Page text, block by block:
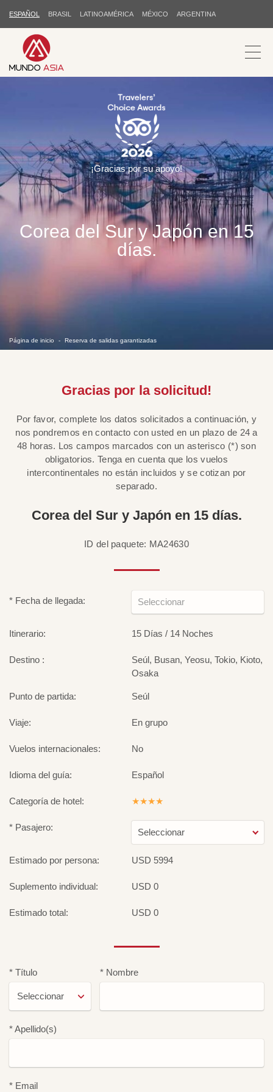
ESPAÑOL BRASIL LATINOAMÉRICA MÉXICO ARGENTINA
Corea del Sur y Japón en 15
días.
Página de inicio Reserva de salidas garantizadas
¡Gracias por su apoyo!
Gracias por la solicitud!
Por favor, complete los datos solicitados a continuación, y
nos pondremos en contacto con usted en un plazo de 24 a
48 horas. Los campos marcados con un asterisco (*) son
obligatorios. Tenga en cuenta que los vuelos
intercontinentales no están incluidos y se cotizan por
separado.
Corea del Sur y Japón en 15 días.
ID del paquete: MA24630
* Fecha de llegada:
Itinerario: 15 Días / 14 Noches
Destino :
Seúl, Busan, Yeosu, Tokio, Kioto,
Osaka
Punto de partida: Seúl
Viaje: En grupo
Vuelos internacionales: No
Idioma del guía: Español
Categoría de hotel: ★★★★
* Pasajero: Seleccionar
Estimado por persona: USD 5994
Suplemento individual: USD 0
Estimado total: USD 0
* Título * Nombre
* Apellido(s)
* Email